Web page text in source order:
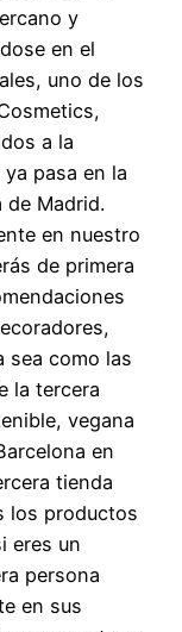
y
en el
uno de los
a la
pasa en la
de Madrid.
en nuestro
de primera
sea como las
la tercera
vegana
en
tienda
los productos
eres un
persona
en sus